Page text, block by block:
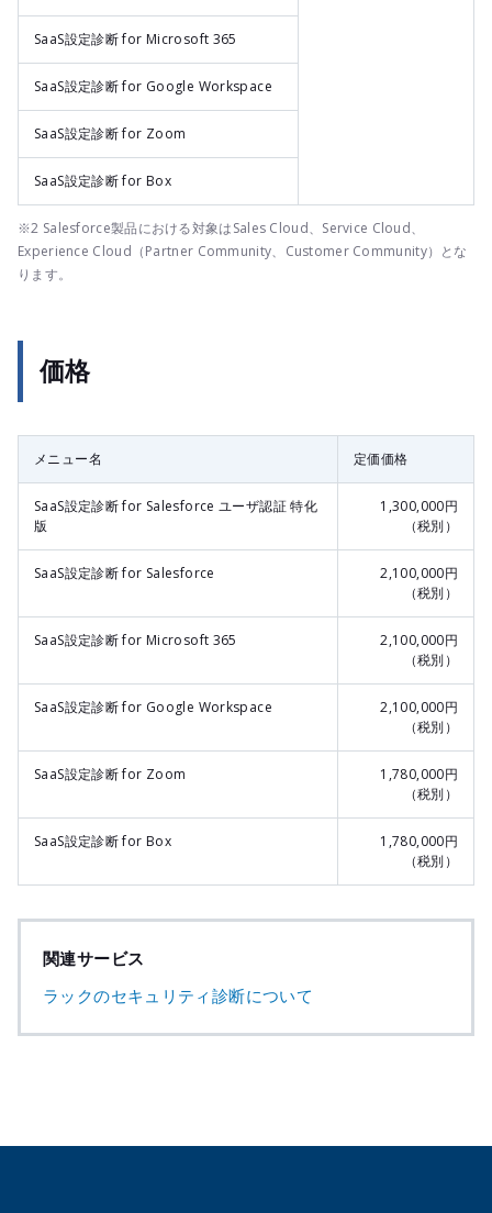
SaaS設定診断 for Microsoft 365
SaaS設定診断 for Google Workspace
SaaS設定診断 for Zoom
SaaS設定診断 for Box
※2 Salesforce製品における対象はSales Cloud、Service Cloud、
Experience Cloud（Partner Community、Customer Community）とな
ります。
価格
メニュー名 定価価格
SaaS設定診断 for Salesforce ユーザ認証 特化
版
1,300,000円
（税別）
SaaS設定診断 for Salesforce
2,100,000円
（税別）
SaaS設定診断 for Microsoft 365
2,100,000円
（税別）
SaaS設定診断 for Google Workspace
2,100,000円
（税別）
SaaS設定診断 for Zoom
1,780,000円
（税別）
SaaS設定診断 for Box
1,780,000円
（税別）
関連サービス
ラックのセキュリティ診断について